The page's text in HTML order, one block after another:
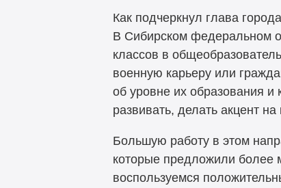
Как подчеркнул глава
В Сибирском федеральном
классов в
военную карьеру или
об уровне их образования и
развивать, делать акцент
Большую работу в этом
которые предложили более
воспользуемся